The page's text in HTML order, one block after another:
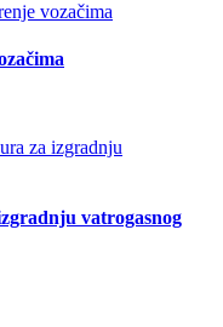
vatrogasnog